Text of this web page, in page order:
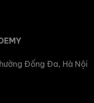
Đống Đa, Hà Nội